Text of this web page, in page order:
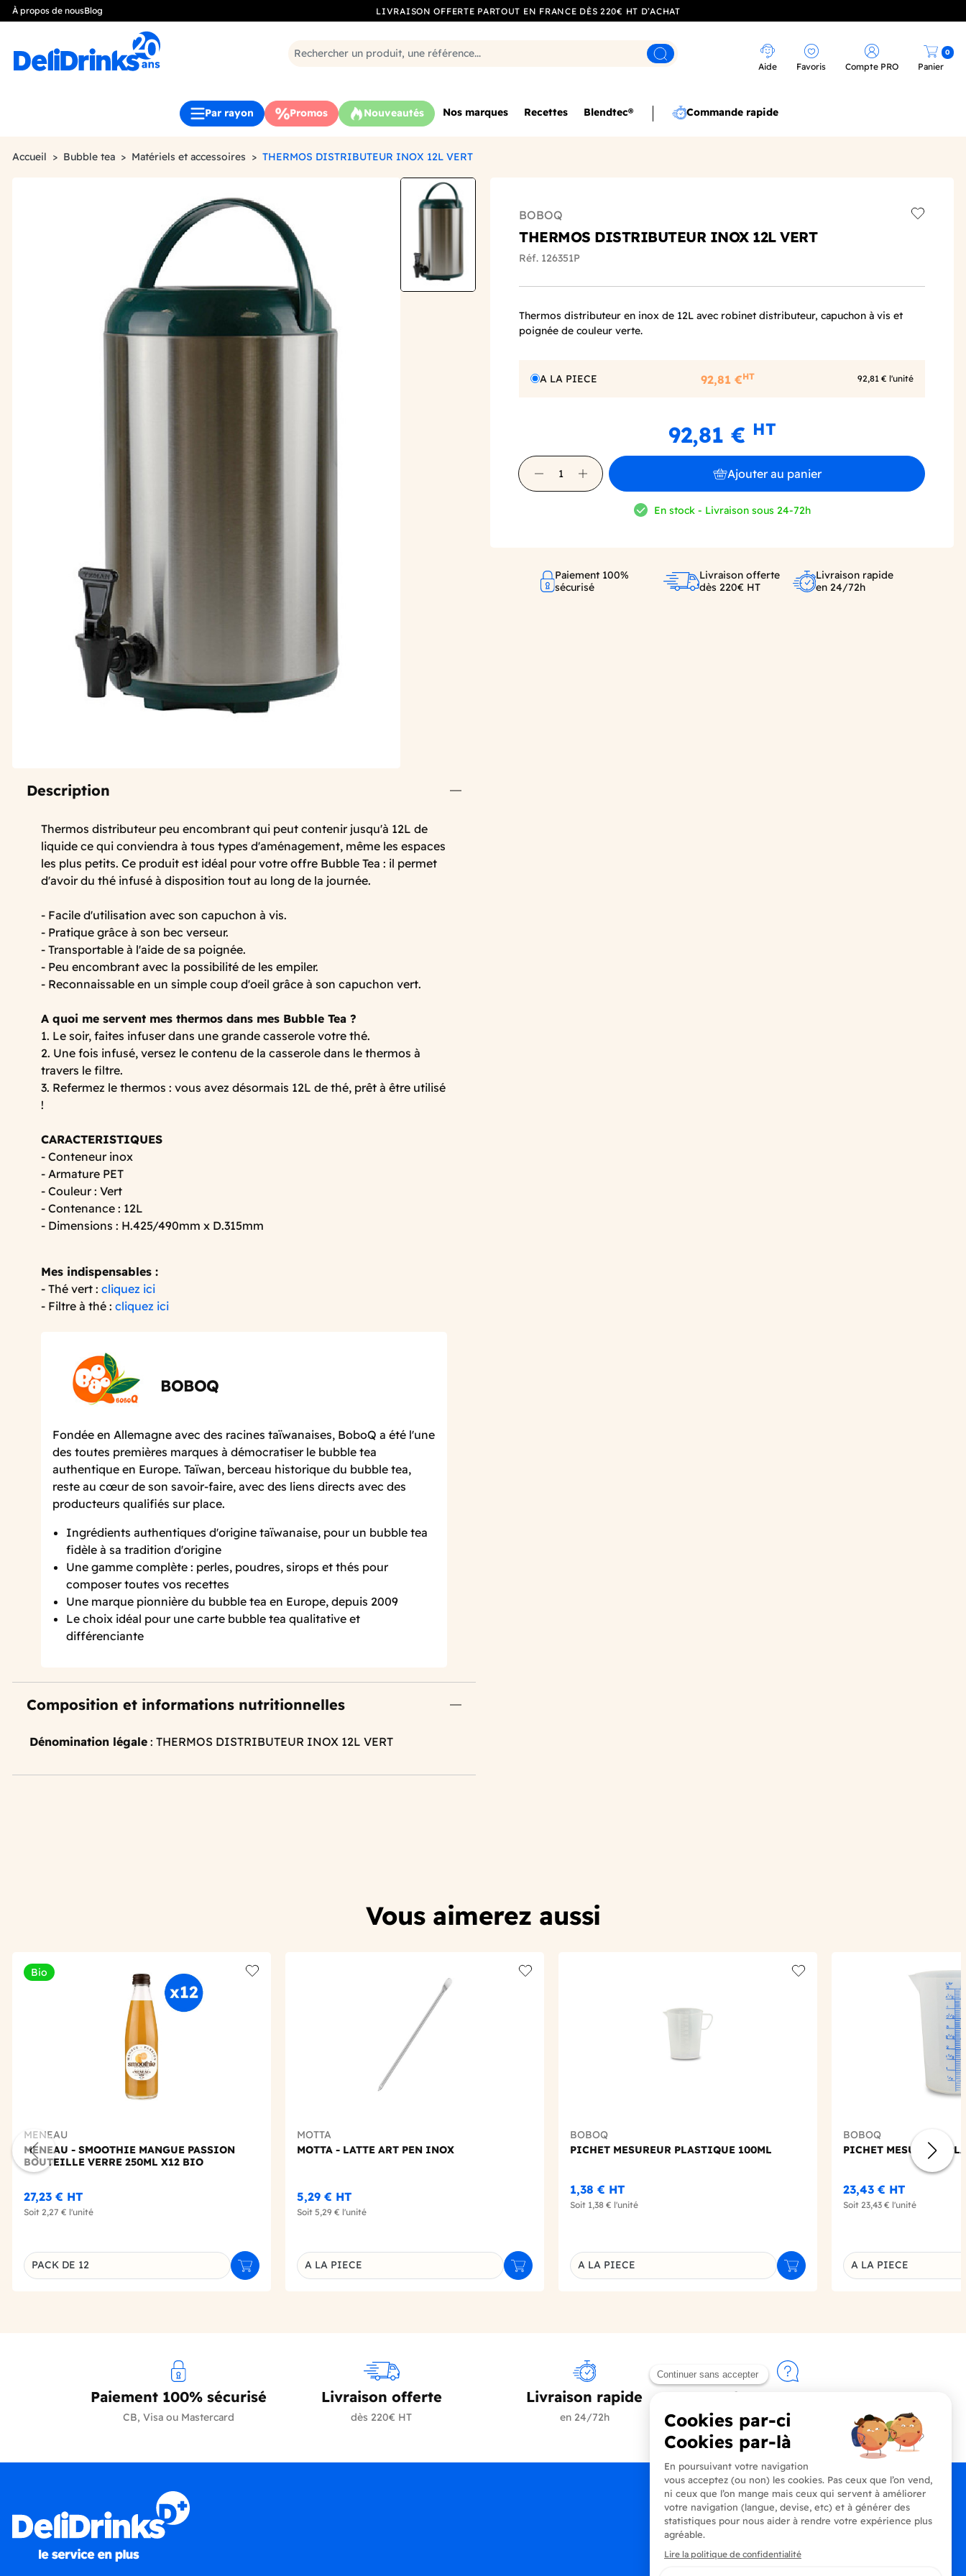
À propos de nousBlog LIVRAISON OFFERTE PARTOUT EN FRANCE DÈS 220€ HT D’ACHAT
Rechercher
Aide Favoris Compte PRO Panier
0
Par rayon Promos Nouveautés Nos marques Recettes Blendtec® Commande rapide
Accueil Bubble tea Matériels et accessoires THERMOS DISTRIBUTEUR INOX 12L VERT
Description
Thermos distributeur peu encombrant qui peut contenir jusqu'à 12L de
liquide ce qui conviendra à tous types d'aménagement, même les espaces
les plus petits. Ce produit est idéal pour votre offre Bubble Tea : il permet
d'avoir du thé infusé à disposition tout au long de la journée.
- Facile d'utilisation avec son capuchon à vis.
- Pratique grâce à son bec verseur.
- Transportable à l'aide de sa poignée.
- Peu encombrant avec la possibilité de les empiler.
- Reconnaissable en un simple coup d'oeil grâce à son capuchon vert.
A quoi me servent mes thermos dans mes Bubble Tea ?
1. Le soir, faites infuser dans une grande casserole votre thé.
2. Une fois infusé, versez le contenu de la casserole dans le thermos à
travers le filtre.
3. Refermez le thermos : vous avez désormais 12L de thé, prêt à être utilisé
!
CARACTERISTIQUES
- Conteneur inox
- Armature PET
- Couleur : Vert
- Contenance : 12L
- Dimensions : H.425/490mm x D.315mm
Mes indispensables :
- Thé vert : cliquez ici
- Filtre à thé : cliquez ici
BOBOQ
Fondée en Allemagne avec des racines taïwanaises, BoboQ a été l'une
des toutes premières marques à démocratiser le bubble tea
authentique en Europe. Taïwan, berceau historique du bubble tea,
reste au cœur de son savoir-faire, avec des liens directs avec des
producteurs qualifiés sur place.
Ingrédients authentiques d'origine taïwanaise, pour un bubble tea
fidèle à sa tradition d'origine
Une gamme complète : perles, poudres, sirops et thés pour
composer toutes vos recettes
Une marque pionnière du bubble tea en Europe, depuis 2009
Le choix idéal pour une carte bubble tea qualitative et
différenciante
Composition et informations nutritionnelles
Dénomination légale : THERMOS DISTRIBUTEUR INOX 12L VERT
BOBOQ
THERMOS DISTRIBUTEUR INOX 12L VERT
Réf. 126351P
Thermos distributeur en inox de 12L avec robinet distributeur, capuchon à vis et
poignée de couleur verte.
A LA PIECE 92,81 €HT 92,81 € l'unité
92,81 € HT
Ajouter au panier
En stock - Livraison sous 24-72h
Paiement 100%
sécurisé
Livraison offerte
dès 220€ HT
Livraison rapide
en 24/72h
Vous aimerez aussi
Bio
MENEAU
MENEAU - SMOOTHIE MANGUE PASSION
BOUTEILLE VERRE 250ML X12 BIO
27,23 € HT
Soit 2,27 € l'unité
Déclinaison du produit
PACK DE 12 Ajouter au panier
MOTTA
MOTTA - LATTE ART PEN INOX
5,29 € HT
Soit 5,29 € l'unité
Déclinaison du produit
A LA PIECE Ajouter au panier
BOBOQ
PICHET MESUREUR PLASTIQUE 100ML
1,38 € HT
Soit 1,38 € l'unité
Déclinaison du produit
A LA PIECE Ajouter au panier
BOBOQ
PICHET MESUREUR
23,43 € HT
Soit 23,43 € l'unité
Déclinaison du produit
A LA PIECE
Paiement 100% sécurisé
CB, Visa ou Mastercard
Livraison offerte
dès 220€ HT
Livraison rapide
en 24/72h
Contactez-nous
+33 (0)4 90 91 20 80